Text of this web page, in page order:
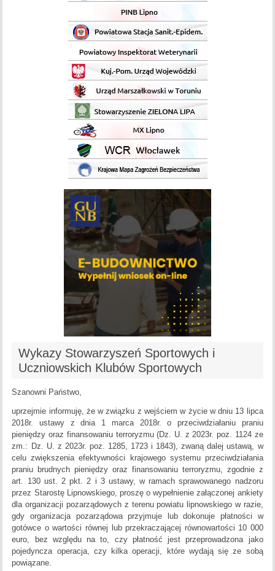
Wykazy Stowarzyszeń Sportowych i
Uczniowskich Klubów Sportowych
Szanowni Państwo,
uprzejmie informuję, że w związku z wejściem w życie w dniu 13 lipca
2018r. ustawy z dnia 1 marca 2018r. o przeciwdziałaniu praniu
pieniędzy oraz finansowaniu terroryzmu (Dz. U. z 2023r. poz. 1124 ze
zm.: Dz. U. z 2023r. poz. 1285, 1723 i 1843), zwaną dalej ustawą, w
celu zwiększenia efektywności krajowego systemu przeciwdziałania
praniu brudnych pieniędzy oraz finansowaniu terroryzmu, zgodnie z
art. 130 ust. 2 pkt. 2 i 3 ustawy, w ramach sprawowanego nadzoru
przez Starostę Lipnowskiego, proszę o wypełnienie załączonej ankiety
dla organizacji pozarządowych z terenu powiatu lipnowskiego w razie,
gdy organizacja pozarządowa przyjmuje lub dokonuje płatności w
gotówce o wartości równej lub przekraczającej równowartości 10 000
euro, bez względu na to, czy płatność jest przeprowadzona jako
pojedyncza operacja, czy kilka operacji, które wydają się ze sobą
powiązane.